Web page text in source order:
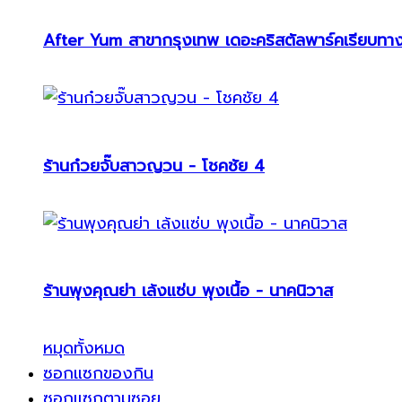
After Yum สาขากรุงเทพ เดอะคริสตัลพาร์คเรียบท
ร้านก๋วยจั๊บสาวญวน - โชคชัย 4
ร้านพุงคุณย่า เล้งแซ่บ พุงเนื้อ - นาคนิวาส
หมุดทั้งหมด
ซอกแซกของกิน